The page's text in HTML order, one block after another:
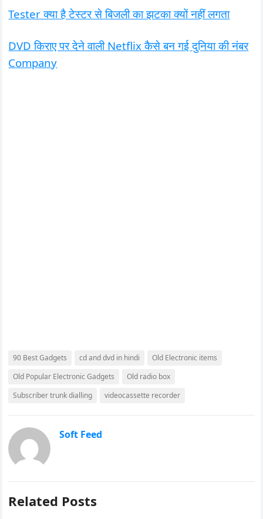
Tester क्या है टेस्टर से बिजली का झटका क्यों नहीं लगता
DVD किराए पर देने वाली Netflix कैसे बन गई दुनिया की नंबर
Company
90 Best Gadgets cd and dvd in hindi
Old Electronic items
Old Popular Electronic Gadgets
Old radio box
Subscriber trunk dialling
videocassette recorder
Soft Feed
Related Posts